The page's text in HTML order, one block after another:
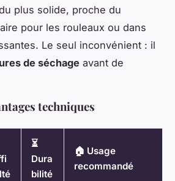
plus solide, proche du
pour les rouleaux ou dans
Le seul inconvénient : il
de séchage avant de
techniques
⏳
Dura
bilité
🏠 Usage
recommandé